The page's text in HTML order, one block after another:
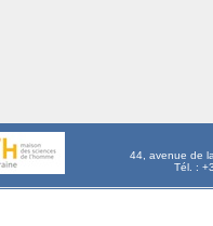
44, avenue de
Tél. :